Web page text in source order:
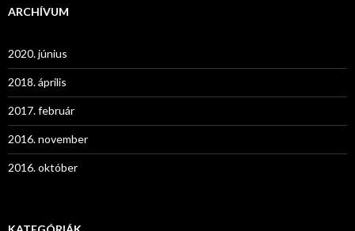
ARCHÍVUM
2020. június
2018. április
2017. február
2016. november
2016. október